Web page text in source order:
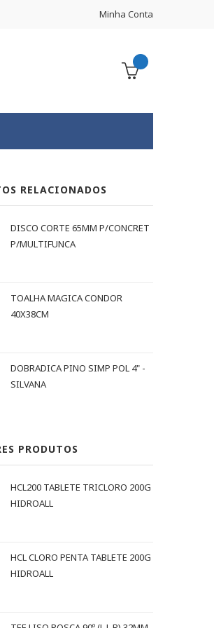
Minha Conta
RELACIONADOS
DISCO CORTE 65MM P/CONCRET
P/MULTIFUNCA
TOALHA MAGICA CONDOR
40X38CM
DOBRADICA PINO SIMP POL 4" -
SILVANA
PRODUTOS
HCL200 TABLETE TRICLORO 200G
HIDROALL
HCL CLORO PENTA TABLETE 200G
HIDROALL